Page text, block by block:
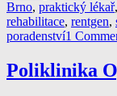
Brno, praktický lékař,
rehabilitace, rentgen,
poradenství1
Poliklinika